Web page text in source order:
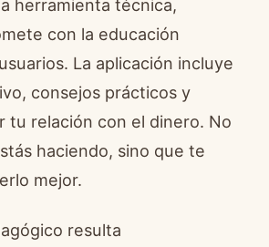
herramienta técnica,
con la educación
La aplicación incluye
consejos prácticos y
tu relación con el dinero. No
haciendo, sino que te
mejor.
resulta